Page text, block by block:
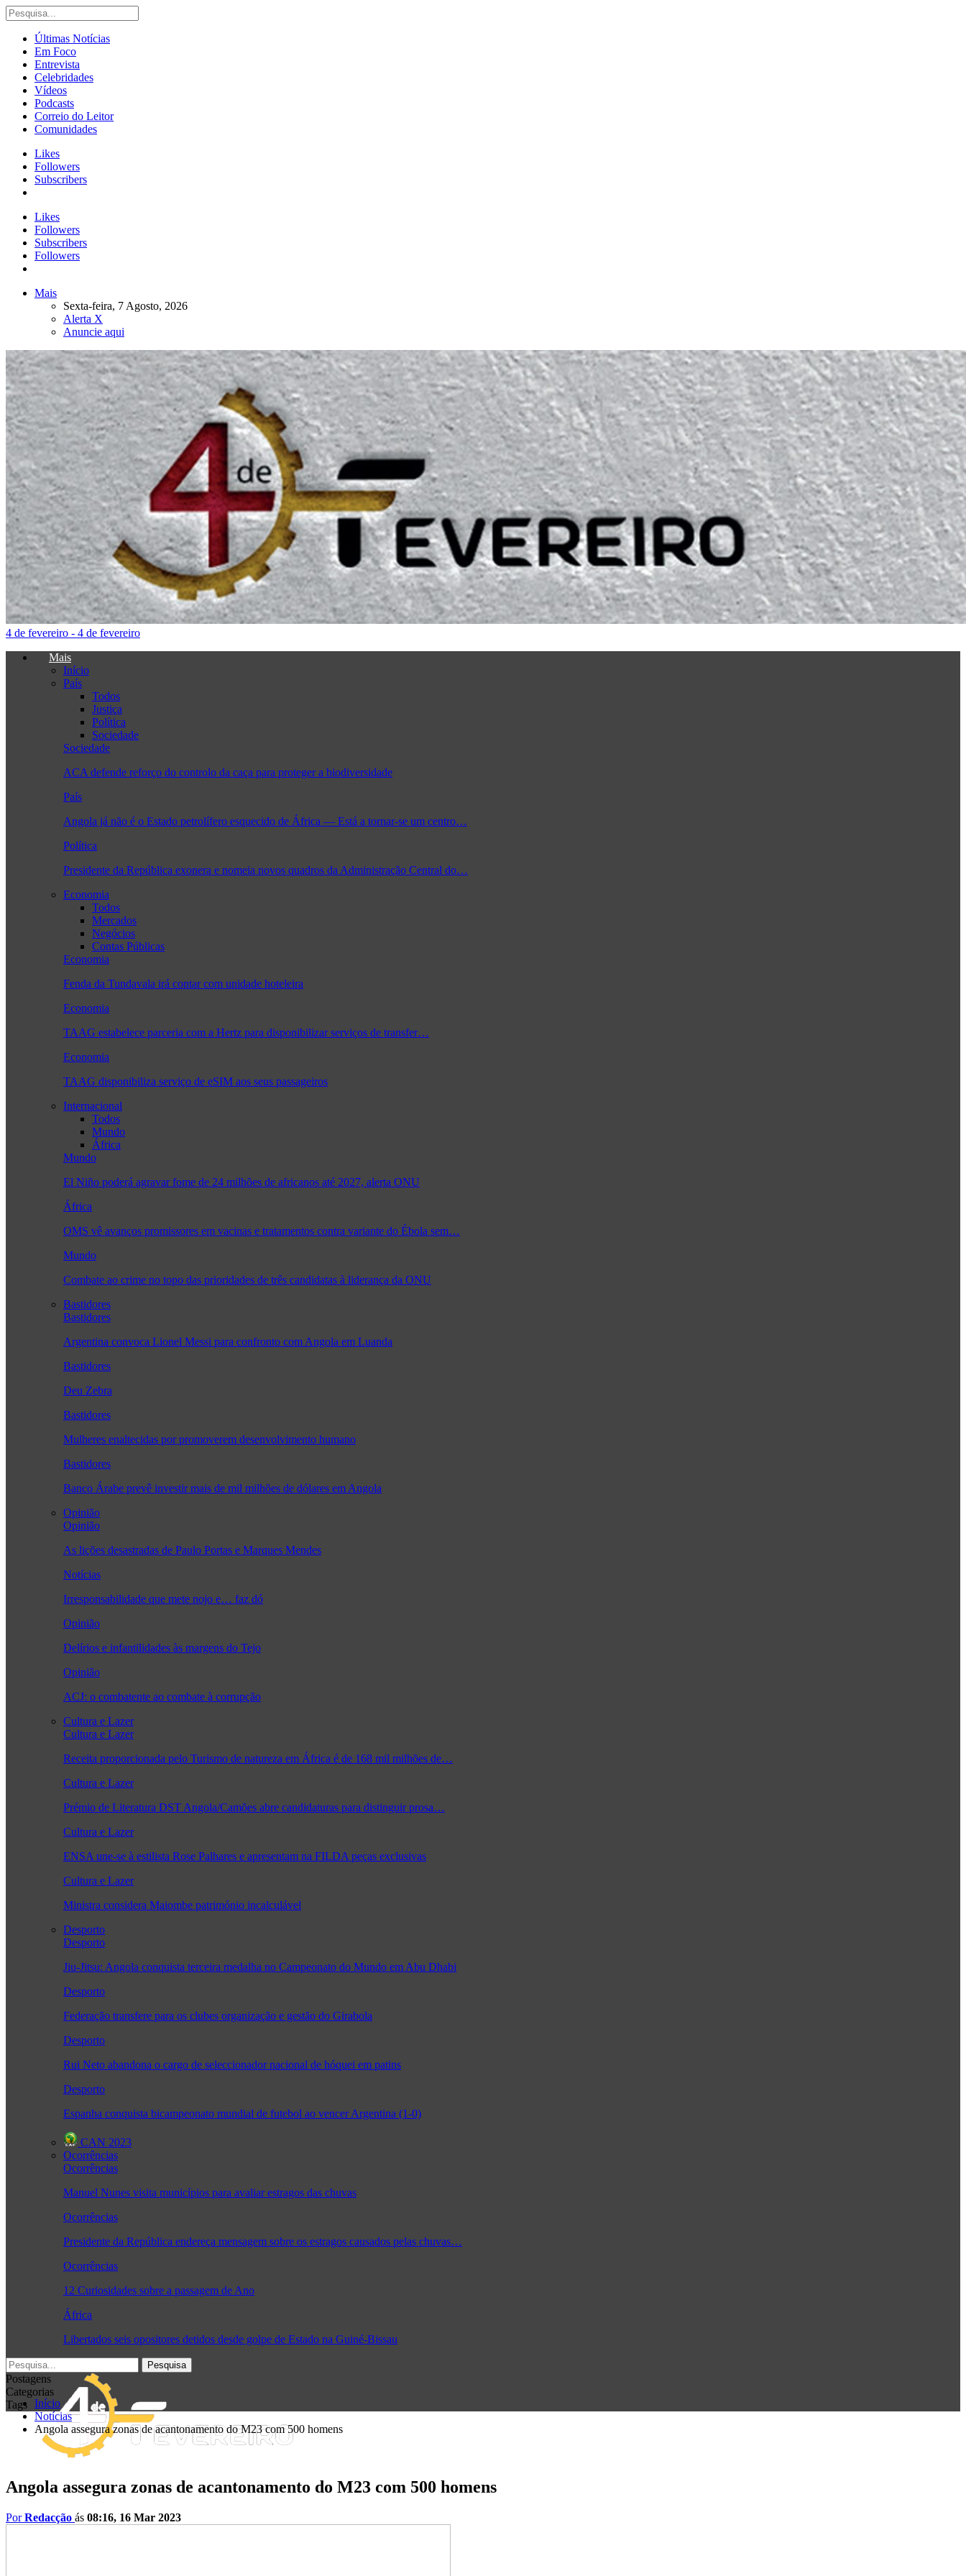
Últimas Notícias
Em Foco
Entrevista
Celebridades
Vídeos
Podcasts
Correio do Leitor
Comunidades
Likes
Followers
Subscribers
Likes
Followers
Subscribers
Followers
Mais
Sexta-feira, 7 Agosto, 2026
Alerta X
Anuncie aqui
4 de fevereiro - 4 de fevereiro
Mais
Início
País
Todos
Justiça
Política
Sociedade
Sociedade
ACA defende reforço do controlo da caça para proteger a biodiversidade
País
Angola já não é o Estado petrolífero esquecido de África — Está a tornar-se um centro…
Política
Presidente da República exonera e nomeia novos quadros da Administração Central do…
Economia
Todos
Mercados
Negócios
Contas Públicas
Economia
Fenda da Tundavala irá contar com unidade hoteleira
Economia
TAAG estabelece parceria com a Hertz para disponibilizar serviços de transfer…
Economia
TAAG disponibiliza serviço de eSIM aos seus passageiros
Internacional
Todos
Mundo
África
Mundo
El Niño poderá agravar fome de 24 milhões de africanos até 2027, alerta ONU
África
OMS vê avanços promissores em vacinas e tratamentos contra variante do Ébola sem…
Mundo
Combate ao crime no topo das prioridades de três candidatas à liderança da ONU
Bastidores
Bastidores
Argentina convoca Lionel Messi para confronto com Angola em Luanda
Bastidores
Deu Zebra
Bastidores
Mulheres enaltecidas por promoverem desenvolvimento humano
Bastidores
Banco Árabe prevê investir mais de mil milhões de dólares em Angola
Opinião
Opinião
As lições desastradas de Paulo Portas e Marques Mendes
Notícias
Irresponsabilidade que mete nojo e… faz dó
Opinião
Delírios e infantilidades às margens do Tejo
Opinião
ACJ: o combatente ao combate à corrupção
Cultura e Lazer
Cultura e Lazer
Receita proporcionada pelo Turismo de natureza em África é de 168 mil milhões de…
Cultura e Lazer
Prémio de Literatura DST Angola/Camões abre candidaturas para distinguir prosa…
Cultura e Lazer
ENSA une-se à estilista Rose Palhares e apresentam na FILDA peças exclusivas
Cultura e Lazer
Ministra considera Maiombe património incalculável
Desporto
Desporto
Jiu-Jitsu: Angola conquista terceira medalha no Campeonato do Mundo em Abu Dhabi
Desporto
Federação transfere para os clubes organização e gestão do Girabola
Desporto
Rui Neto abandona o cargo de seleccionador nacional de hóquei em patins
Desporto
Espanha conquista bicampeonato mundial de futebol ao vencer Argentina (1-0)
CAN 2023
Ocorrências
Ocorrências
Manuel Nunes visita municípios para avaliar estragos das chuvas
Ocorrências
Presidente da República endereça mensagem sobre os estragos causados pelas chuvas…
Ocorrências
12 Curiosidades sobre a passagem de Ano
África
Libertados seis opositores detidos desde golpe de Estado na Guiné-Bissau
Postagens
Categorias
Tags Início
Notícias
Angola assegura zonas de acantonamento do M23 com 500 homens
Angola assegura zonas de acantonamento do M23 com 500 homens
PorRedacção ás 08:16, 16 Mar 2023